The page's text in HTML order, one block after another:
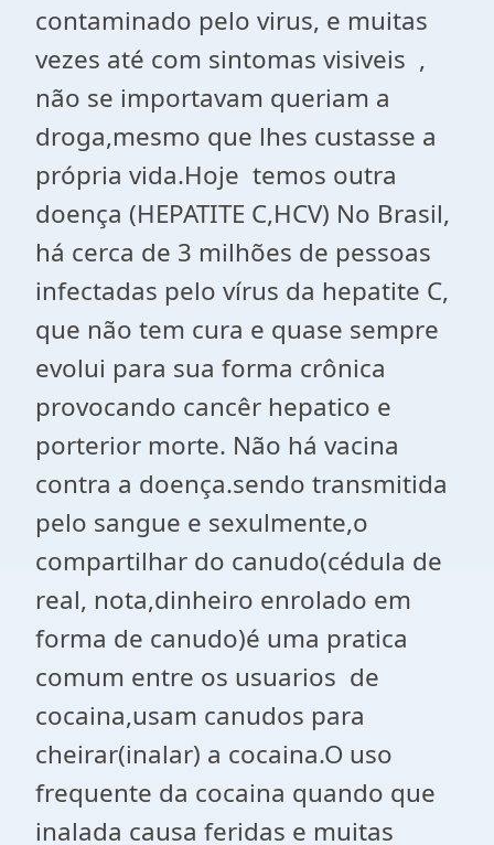
contaminado pelo virus, e muitas
vezes até com sintomas visiveis ,
não se importavam queriam a
droga,mesmo que lhes custasse a
própria vida.Hoje temos outra
doença (HEPATITE C,HCV) No Brasil,
há cerca de 3 milhões de pessoas
infectadas pelo vírus da hepatite C,
que não tem cura e quase sempre
evolui para sua forma crônica
provocando cancêr hepatico e
porterior morte. Não há vacina
contra a doença.sendo transmitida
pelo sangue e sexulmente,o
compartilhar do canudo(cédula de
real, nota,dinheiro enrolado em
forma de canudo)é uma pratica
comum entre os usuarios de
cocaina,usam canudos para
cheirar(inalar) a cocaina.O uso
frequente da cocaina quando que
inalada causa feridas e muitas